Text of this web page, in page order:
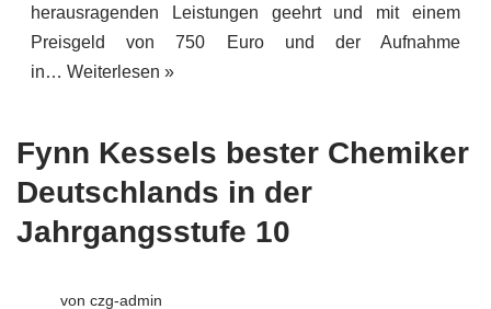
herausragenden Leistungen geehrt und mit einem
Preisgeld von 750 Euro und der Aufnahme
in… Weiterlesen »
Fynn Kessels bester Chemiker
Deutschlands in der
Jahrgangsstufe 10
von czg-admin